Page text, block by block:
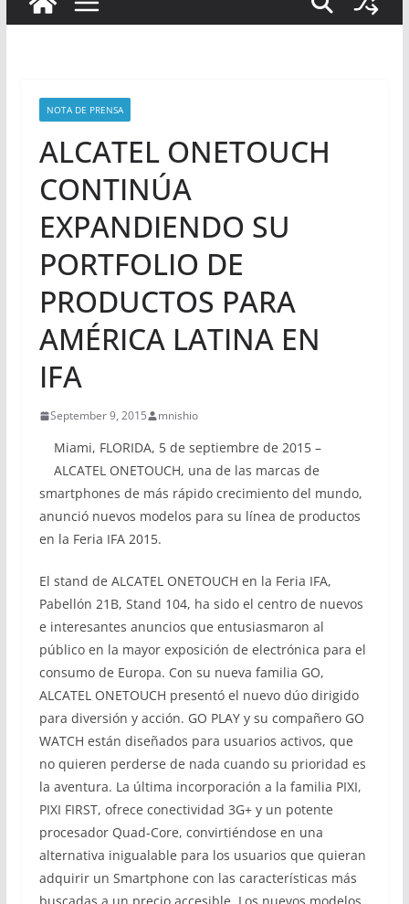
NOTA DE PRENSA
ALCATEL ONETOUCH
CONTINÚA
EXPANDIENDO SU
PORTFOLIO DE
PRODUCTOS PARA
AMÉRICA LATINA EN
IFA
September 9, 2015 mnishio
Miami, FLORIDA, 5 de septiembre de 2015 –
ALCATEL ONETOUCH, una de las marcas de
smartphones de más rápido crecimiento del mundo,
anunció nuevos modelos para su línea de productos
en la Feria IFA 2015.
El stand de ALCATEL ONETOUCH en la Feria IFA,
Pabellón 21B, Stand 104, ha sido el centro de nuevos
e interesantes anuncios que entusiasmaron al
público en la mayor exposición de electrónica para el
consumo de Europa. Con su nueva familia GO,
ALCATEL ONETOUCH presentó el nuevo dúo dirigido
para diversión y acción. GO PLAY y su compañero GO
WATCH están diseñados para usuarios activos, que
no quieren perderse de nada cuando su prioridad es
la aventura. La última incorporación a la familia PIXI,
PIXI FIRST, ofrece conectividad 3G+ y un potente
procesador Quad-Core, convirtiéndose en una
alternativa inigualable para los usuarios que quieran
adquirir un Smartphone con las características más